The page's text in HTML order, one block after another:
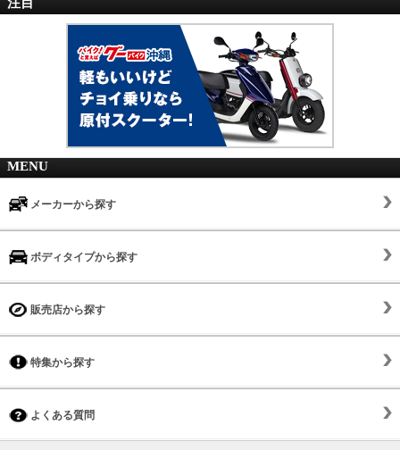
MENU
メーカーから探す
ボディタイプから探す
販売店から探す
特集から探す
よくある質問